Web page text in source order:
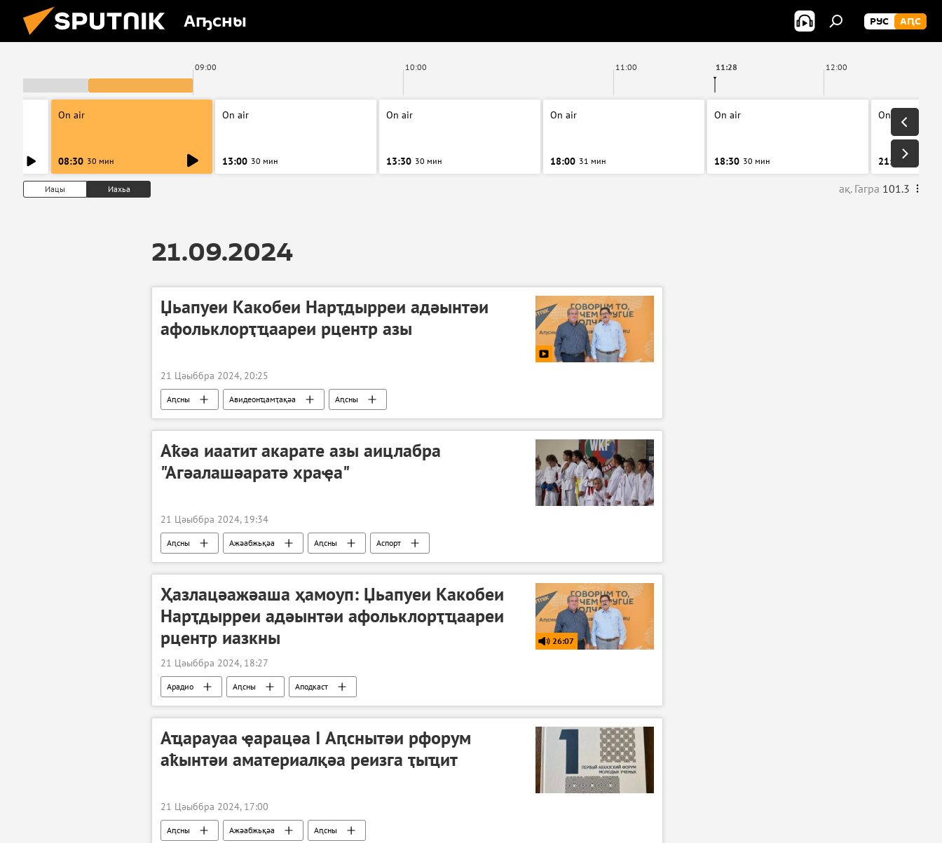
Аҧсны РУС АԤС
09:00 10:00 11:00 12:00
11:28
On air
08:30 30 мин
On air
13:00 30 мин
On air
13:30 30 мин
On air
18:00 31 мин
On air
18:30 30 мин
On air
21:00
Иацы Иахьа ақ. Гагра 101.3
21.09.2024
Џьапуеи Какобеи Нарҭдырреи адәынтәи
афольклорҭҵаареи рцентр азы
21 Цәыббра 2024, 20:25
Аԥсны Авидеонҵамҭақәа Аԥсны
Аҟәа иаатит акарате азы аицлабра
"Агәалашәаратә храҿа"
21 Цәыббра 2024, 19:34
Аԥсны Ажәабжьқәа Аԥсны Аспорт
Ҳазлацәажәаша ҳамоуп: Џьапуеи Какобеи
Нарҭдырреи адәынтәи афольклорҭҵаареи
рцентр иазкны
26:07
21 Цәыббра 2024, 18:27
Арадио Аԥсны Аподкаст
Аҵарауаа ҿарацәа I Аԥснытәи рфорум
аҟынтәи аматериалқәа реизга ҭыҵит
21 Цәыббра 2024, 17:00
Аԥсны Ажәабжьқәа Аԥсны